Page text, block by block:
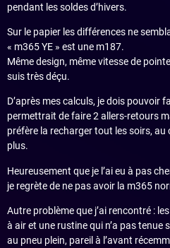
pendant les soldes d’hivers.
Sur le papier les différences ne
« m365 YE » est une m187.
Même design, même vitesse de
suis très déçu.
D’après mes calculs, je dois pouvoir
permettrait de faire 2 allers-retours
préfère la recharger tout les soirs, au
plus.
Heureusement que je l’ai eu à pas
je regrète de ne pas avoir la m365
Autre problème que j’ai rencontré :
à air et une rustine qui n’a pas tenue
au pneu plein, pareil à l’avant